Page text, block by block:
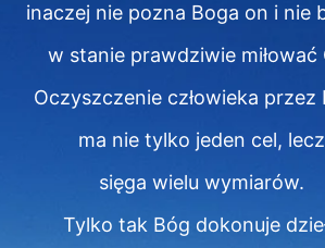
inaczej nie pozna Boga on i nie
w stanie prawdziwie miłować
Oczyszczenie człowieka przez
ma nie tylko jeden cel, lecz
sięga wielu wymiarów.
Tylko tak Bóg dokonuje